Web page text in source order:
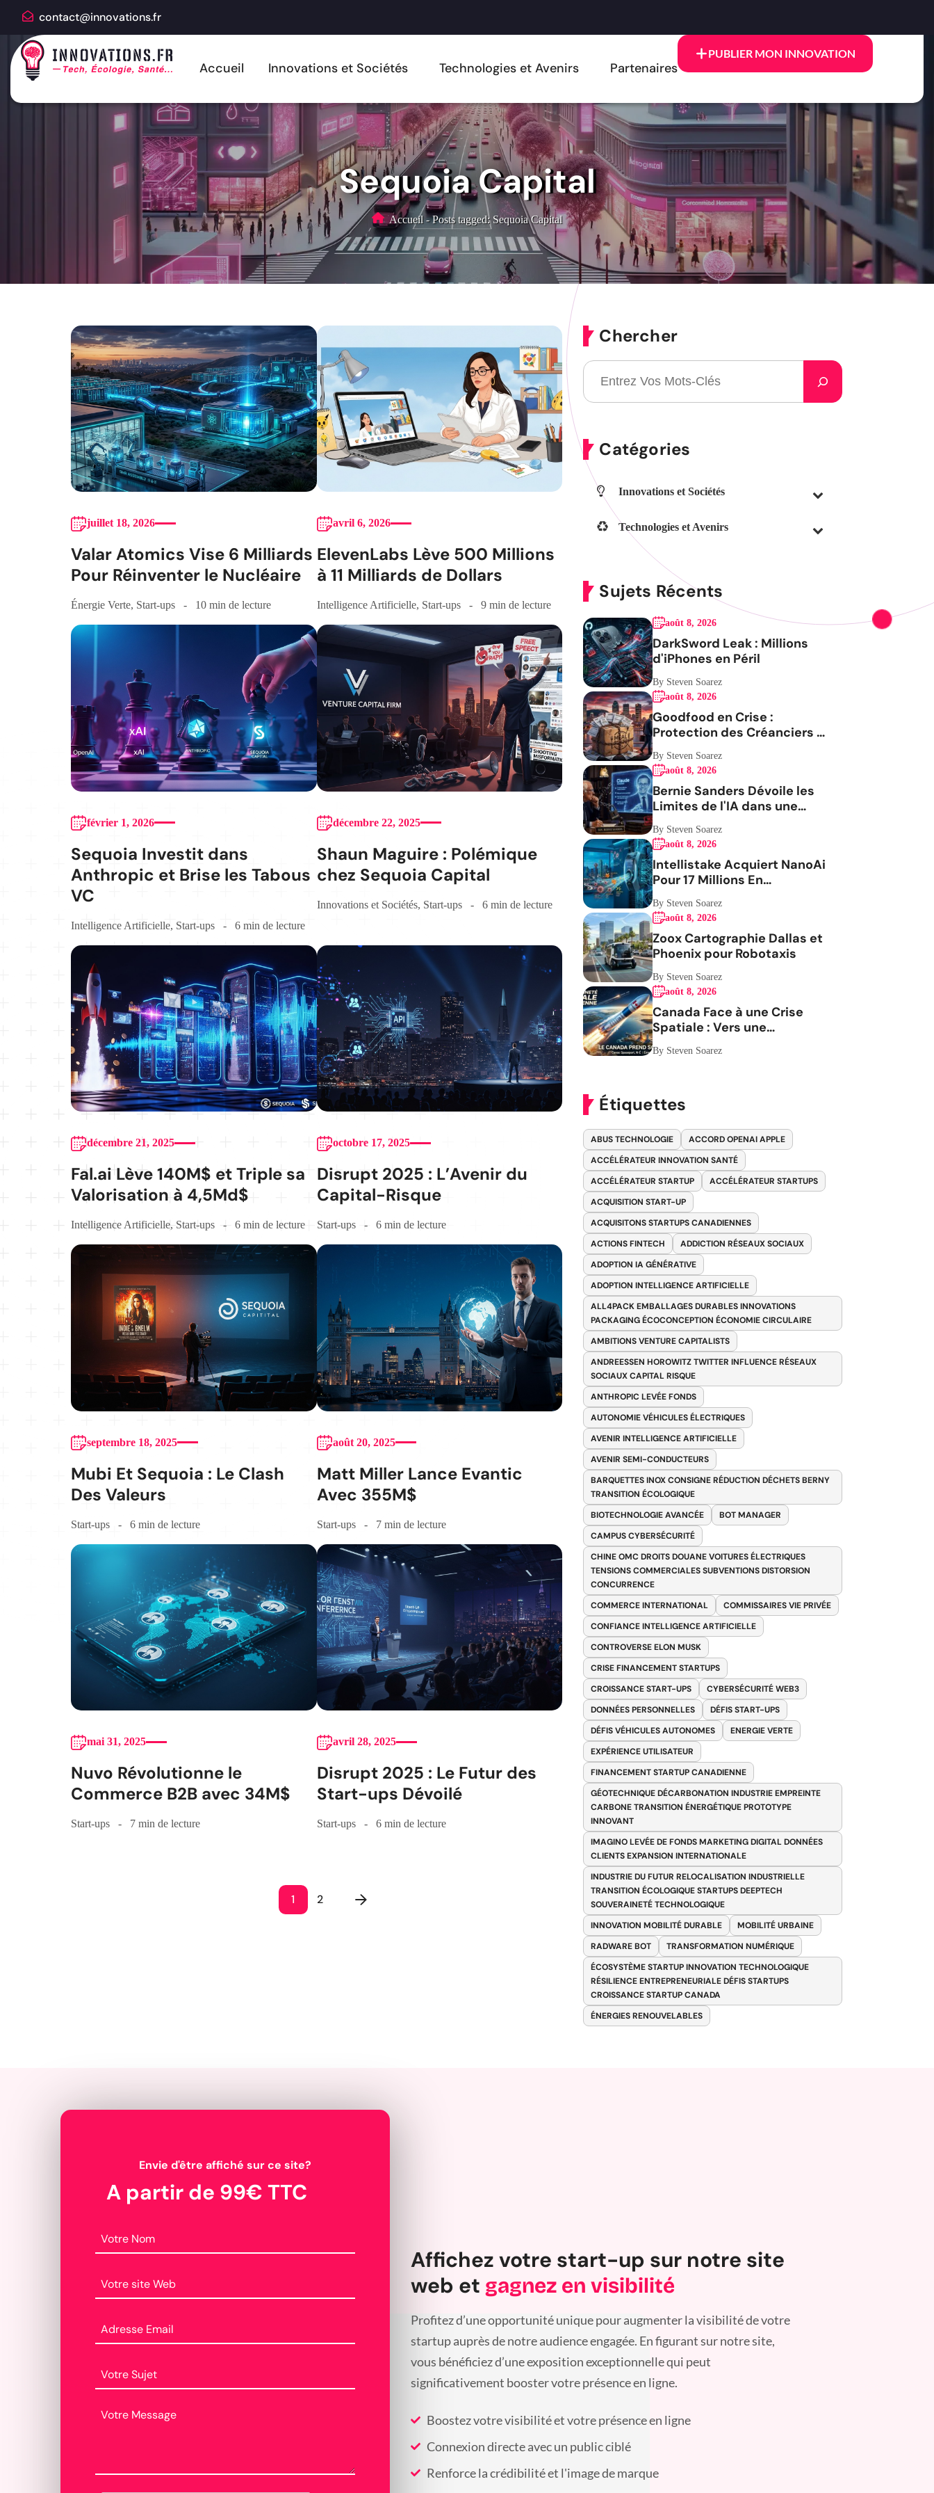
contact@innovations.fr
Accueil Innovations et Sociétés Technologies et Avenirs Partenaires
PUBLIER MON INNOVATION
Sequoia Capital
Accueil - Posts tagged: Sequoia Capital
juillet 18, 2026
Valar Atomics Vise 6 Milliards
Pour Réinventer le Nucléaire
Énergie Verte, Start-ups 10 min de lecture
avril 6, 2026
ElevenLabs Lève 500 Millions
à 11 Milliards de Dollars
Intelligence Artificielle, Start-ups 9 min de lecture
février 1, 2026
Sequoia Investit dans
Anthropic et Brise les Tabous
VC
Intelligence Artificielle, Start-ups 6 min de lecture
décembre 22, 2025
Shaun Maguire : Polémique
chez Sequoia Capital
Innovations et Sociétés, Start-ups 6 min de lecture
décembre 21, 2025
Fal.ai Lève 140M$ et Triple sa
Valorisation à 4,5Md$
Intelligence Artificielle, Start-ups 6 min de lecture
octobre 17, 2025
Disrupt 2025 : L’Avenir du
Capital-Risque
Start-ups 6 min de lecture
septembre 18, 2025
Mubi Et Sequoia : Le Clash
Des Valeurs
Start-ups 6 min de lecture
août 20, 2025
Matt Miller Lance Evantic
Avec 355M$
Start-ups 7 min de lecture
mai 31, 2025
Nuvo Révolutionne le
Commerce B2B avec 34M$
Start-ups 7 min de lecture
avril 28, 2025
Disrupt 2025 : Le Futur des
Start-ups Dévoilé
Start-ups 6 min de lecture
1 2
Chercher
Catégories
Innovations et Sociétés
Technologies et Avenirs
Sujets Récents
août 8, 2026
DarkSword Leak : Millions
d'iPhones en Péril
By Steven Soarez
août 8, 2026
Goodfood en Crise :
Protection des Créanciers et
Avenir Incertain
By Steven Soarez
août 8, 2026
Bernie Sanders Dévoile les
Limites de l'IA dans une
Vidéo Virale
By Steven Soarez
août 8, 2026
Intellistake Acquiert NanoAi
Pour 17 Millions En
ActionsGenerating the
French blog article
By Steven Soarez
août 8, 2026
Zoox Cartographie Dallas et
Phoenix pour Robotaxis
By Steven Soarez
août 8, 2026
Canada Face à une Crise
Spatiale : Vers une
Indépendance Stratégique
By Steven Soarez
Étiquettes
ABUS TECHNOLOGIE
ACCORD OPENAI APPLE
ACCÉLÉRATEUR INNOVATION SANTÉ
ACCÉLÉRATEUR STARTUP
ACCÉLÉRATEUR STARTUPS
ACQUISITION START-UP
ACQUISITONS STARTUPS CANADIENNES
ACTIONS FINTECH
ADDICTION RÉSEAUX SOCIAUX
ADOPTION IA GÉNÉRATIVE
ADOPTION INTELLIGENCE ARTIFICIELLE
ALL4PACK EMBALLAGES DURABLES INNOVATIONS
PACKAGING ÉCOCONCEPTION ÉCONOMIE CIRCULAIRE
AMBITIONS VENTURE CAPITALISTS
ANDREESSEN HOROWITZ TWITTER INFLUENCE RÉSEAUX
SOCIAUX CAPITAL RISQUE
ANTHROPIC LEVÉE FONDS
AUTONOMIE VÉHICULES ÉLECTRIQUES
AVENIR INTELLIGENCE ARTIFICIELLE
AVENIR SEMI-CONDUCTEURS
BARQUETTES INOX CONSIGNE RÉDUCTION DÉCHETS BERNY
TRANSITION ÉCOLOGIQUE
BIOTECHNOLOGIE AVANCÉE
BOT MANAGER
CAMPUS CYBERSÉCURITÉ
CHINE OMC DROITS DOUANE VOITURES ÉLECTRIQUES
TENSIONS COMMERCIALES SUBVENTIONS DISTORSION
CONCURRENCE
COMMERCE INTERNATIONAL
COMMISSAIRES VIE PRIVÉE
CONFIANCE INTELLIGENCE ARTIFICIELLE
CONTROVERSE ELON MUSK
CRISE FINANCEMENT STARTUPS
CROISSANCE START-UPS
CYBERSÉCURITÉ WEB3
DONNÉES PERSONNELLES
DÉFIS START-UPS
DÉFIS VÉHICULES AUTONOMES
ENERGIE VERTE
EXPÉRIENCE UTILISATEUR
FINANCEMENT STARTUP CANADIENNE
GÉOTECHNIQUE DÉCARBONATION INDUSTRIE EMPREINTE
CARBONE TRANSITION ÉNERGÉTIQUE PROTOTYPE
INNOVANT
IMAGINO LEVÉE DE FONDS MARKETING DIGITAL DONNÉES
CLIENTS EXPANSION INTERNATIONALE
INDUSTRIE DU FUTUR RELOCALISATION INDUSTRIELLE
TRANSITION ÉCOLOGIQUE STARTUPS DEEPTECH
SOUVERAINETÉ TECHNOLOGIQUE
INNOVATION MOBILITÉ DURABLE
MOBILITÉ URBAINE
RADWARE BOT
TRANSFORMATION NUMÉRIQUE
ÉCOSYSTÈME STARTUP INNOVATION TECHNOLOGIQUE
RÉSILIENCE ENTREPRENEURIALE DÉFIS STARTUPS
CROISSANCE STARTUP CANADA
ÉNERGIES RENOUVELABLES
Envie d'être affiché sur ce site?
A partir de 99€ TTC
Affichez votre start-up sur notre site
web et gagnez en visibilité
Profitez d’une opportunité unique pour augmenter la visibilité de votre
startup auprès de notre audience engagée. En figurant sur notre site,
vous bénéficiez d’une exposition exceptionnelle qui peut
significativement booster votre présence en ligne.
Boostez votre visibilité et votre présence en ligne
Connexion directe avec un public ciblé
Renforce la crédibilité et l'image de marque